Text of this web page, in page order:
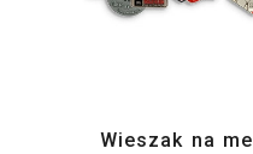
Wieszak na